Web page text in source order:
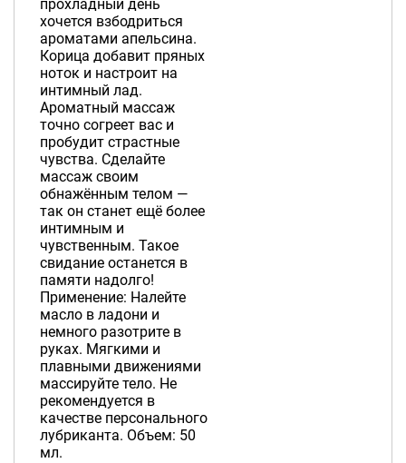
прохладный день
хочется взбодриться
ароматами апельсина.
Корица добавит пряных
ноток и настроит на
интимный лад.
Ароматный массаж
точно согреет вас и
пробудит страстные
чувства. Сделайте
массаж своим
обнажённым телом —
так он станет ещё более
интимным и
чувственным. Такое
свидание останется в
памяти надолго!
Применение: Налейте
масло в ладони и
немного разотрите в
руках. Мягкими и
плавными движениями
массируйте тело. Не
рекомендуется в
качестве персонального
лубриканта. Объем: 50
мл.